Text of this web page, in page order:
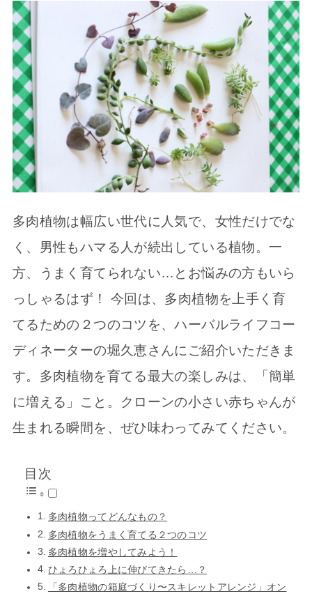
多肉植物は幅広い世代に人気で、女性だけでな
く、男性もハマる人が続出している植物。一
方、うまく育てられない…とお悩みの方もいら
っしゃるはず！ 今回は、多肉植物を上手く育
てるための２つのコツを、ハーバルライフコー
ディネーターの堀久恵さんにご紹介いただきま
す。多肉植物を育てる最大の楽しみは、「簡単
に増える」こと。クローンの小さい赤ちゃんが
生まれる瞬間を、ぜひ味わってみてください。
目次
多肉植物ってどんなもの？
多肉植物をうまく育てる２つのコツ
多肉植物を増やしてみよう！
ひょろひょろ上に伸びてきたら…？
「多肉植物の箱庭づくり〜スキレットアレンジ」オン